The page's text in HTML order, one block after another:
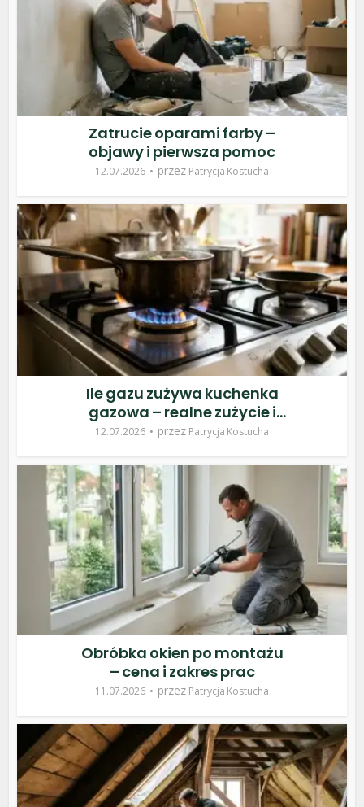
Zatrucie oparami farby –
objawy i pierwsza pomoc
12.07.2026 przez Patrycja Kostucha
Ile gazu zużywa kuchenka
gazowa – realne zużycie i
koszt
12.07.2026 przez Patrycja Kostucha
Obróbka okien po montażu
– cena i zakres prac
11.07.2026 przez Patrycja Kostucha